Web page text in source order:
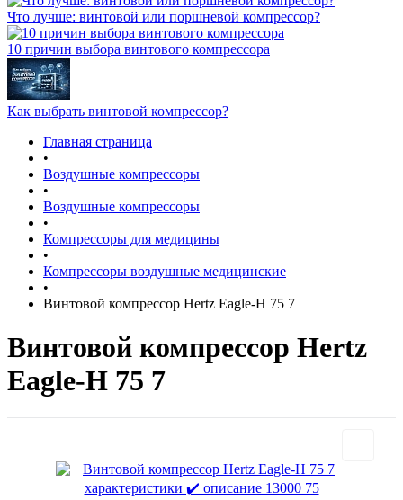
Что лучше: винтовой или поршневой компрессор?
10 причин выбора винтового компрессора
Как выбрать винтовой компрессор?
Главная страница
•
Воздушные компрессоры
•
Воздушные компрессоры
•
Компрессоры для медицины
•
Компрессоры воздушные медицинские
•
Винтовой компрессор Hertz Eagle-H 75 7
Винтовой компрессор Hertz
Eagle-H 75 7